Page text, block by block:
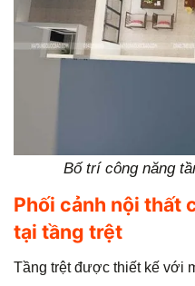
Bố trí công năng
Phối cảnh nội thất
tại tầng trệt
Tầng trệt được thiết kế với